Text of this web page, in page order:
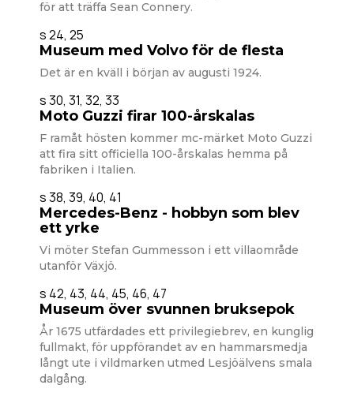
för att träffa Sean Connery.
s 24, 25
Museum med Volvo för de flesta
Det är en kväll i början av augusti 1924.
s 30, 31, 32, 33
Moto Guzzi firar 100-årskalas
F ramåt hösten kommer mc-märket Moto Guzzi
att fira sitt officiella 100-årskalas hemma på
fabriken i Italien.
s 38, 39, 40, 41
Mercedes-Benz - hobbyn som blev
ett yrke
Vi möter Stefan Gummesson i ett villaområde
utanför Växjö.
s 42, 43, 44, 45, 46, 47
Museum över svunnen bruksepok
År 1675 utfärdades ett privilegiebrev, en kunglig
fullmakt, för uppförandet av en hammarsmedja
långt ute i vildmarken utmed Lesjöälvens smala
dalgång.